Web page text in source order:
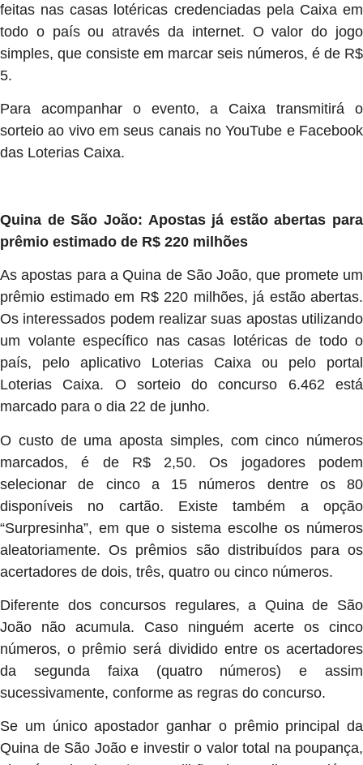
feitas nas casas lotéricas credenciadas pela Caixa em
todo o país ou através da internet. O valor do jogo
simples, que consiste em marcar seis números, é de R$
5.
Para acompanhar o evento, a Caixa transmitirá o
sorteio ao vivo em seus canais no YouTube e Facebook
das Loterias Caixa.
Quina de São João: Apostas já estão abertas para
prêmio estimado de R$ 220 milhões
As apostas para a Quina de São João, que promete um
prêmio estimado em R$ 220 milhões, já estão abertas.
Os interessados podem realizar suas apostas utilizando
um volante específico nas casas lotéricas de todo o
país, pelo aplicativo Loterias Caixa ou pelo portal
Loterias Caixa. O sorteio do concurso 6.462 está
marcado para o dia 22 de junho.
O custo de uma aposta simples, com cinco números
marcados, é de R$ 2,50. Os jogadores podem
selecionar de cinco a 15 números dentre os 80
disponíveis no cartão. Existe também a opção
“Surpresinha”, em que o sistema escolhe os números
aleatoriamente. Os prêmios são distribuídos para os
acertadores de dois, três, quatro ou cinco números.
Diferente dos concursos regulares, a Quina de São
João não acumula. Caso ninguém acerte os cinco
números, o prêmio será dividido entre os acertadores
da segunda faixa (quatro números) e assim
sucessivamente, conforme as regras do concurso.
Se um único apostador ganhar o prêmio principal da
Quina de São João e investir o valor total na poupança,